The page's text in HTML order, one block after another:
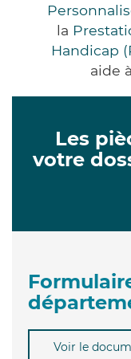
la
Handicap
aide
Les
votre
Voir le